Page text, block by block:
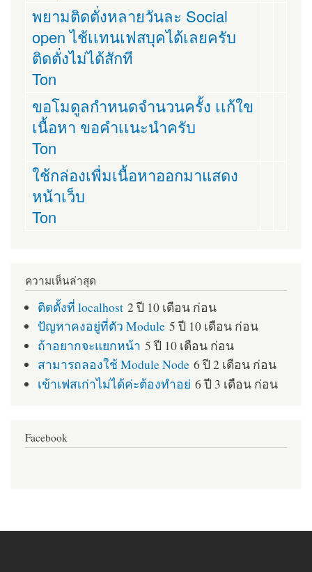
พยามติดตั่งหลายวันละ Social
open ไช้เเทนเฟสบุคได้เลยครับ
ติดตั่งไม่ได้สักที
Ton
ขอโมดูลกำหนดจำนวนครั้ง เเก้ใข
เนื้อหา ขอคำเเนะนำครับ
Ton
ใช้กล่องเพื่มเนื้อหาออกมาแสดง
หน้าเว็บ
Ton
ความเห็นล่าสุด
ติดตั้งที่ localhost 2 ปี 10 เดือน ก่อน
ปัญหาคงอยู่ที่ตัว Module 5 ปี 10 เดือน ก่อน
ถ้าอยากจะแยกหน้า 5 ปี 10 เดือน ก่อน
สามารถลองใช้ Module Node 6 ปี 2 เดือน ก่อน
เข้าเฟสเก่าไม่ได้ค่ะต้องทำอย่ 6 ปี 3 เดือน ก่อน
Facebook